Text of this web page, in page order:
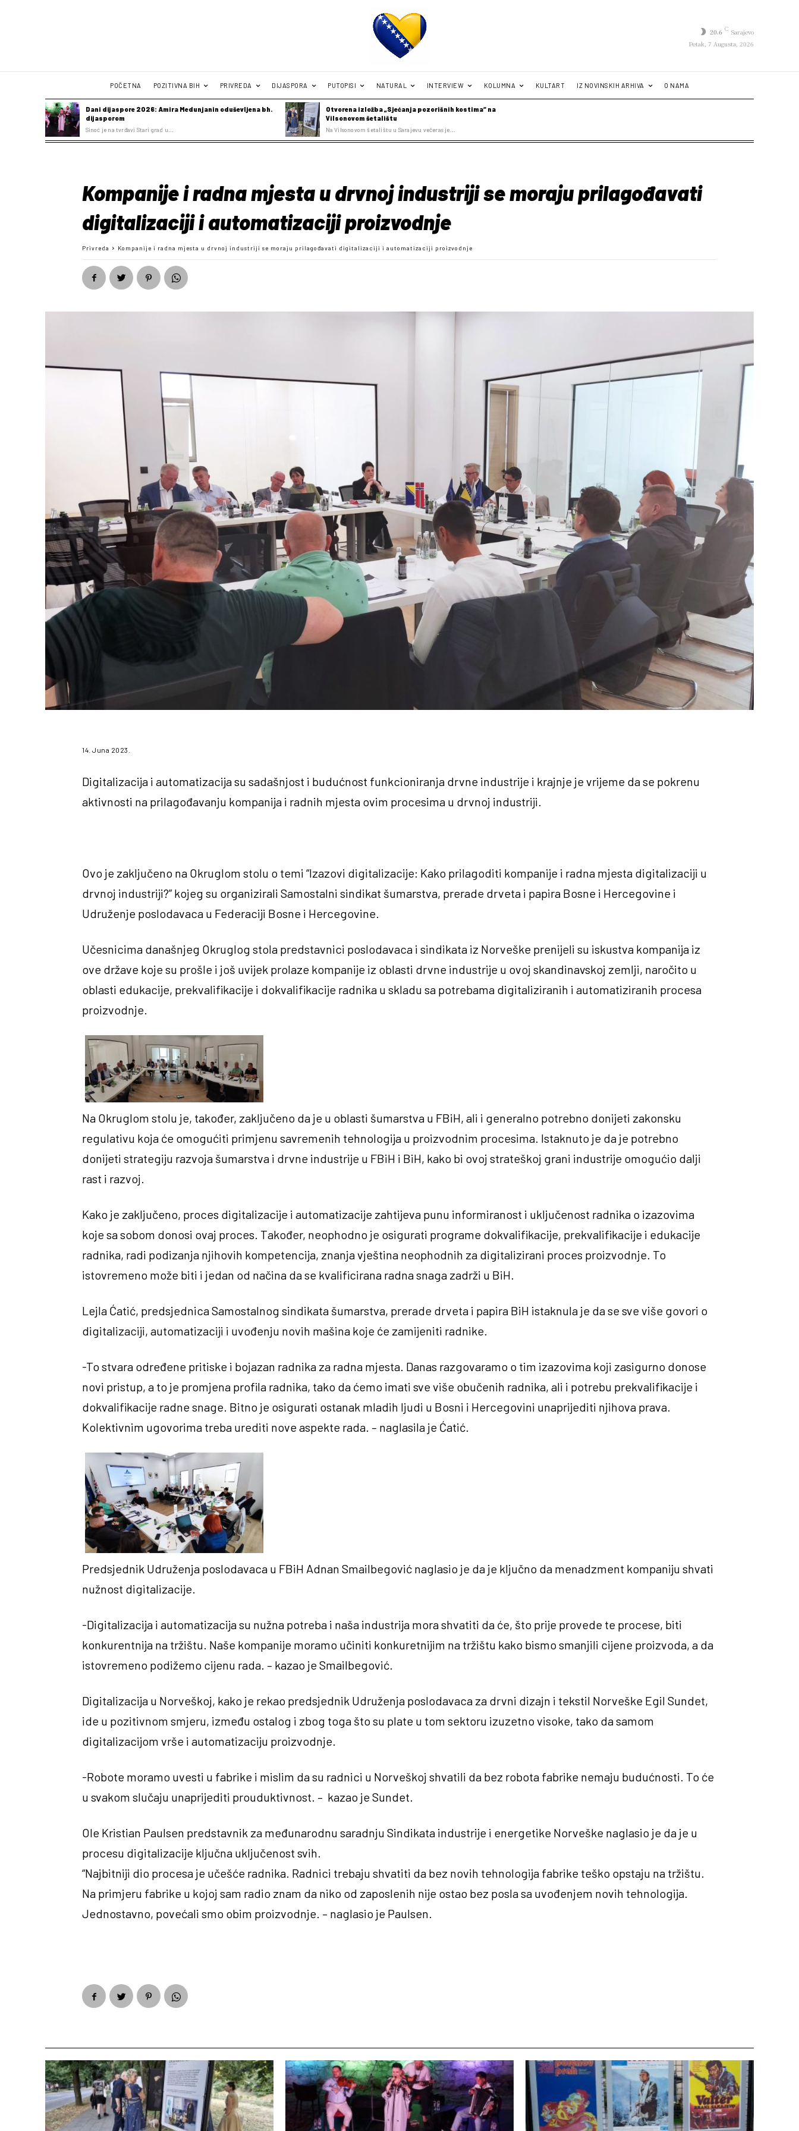
20.6 C Sarajevo
Petak, 7 Augusta, 2026
POČETNA POZITIVNA BIH PRIVREDA DIJASPORA PUTOPISI NATURAL INTERVIEW KOLUMNA KULTART IZ NOVINSKIH ARHIVA O NAMA
Dani dijaspore 2026: Amira Medunjanin oduševljena bh.
dijasporom
Sinoć je na tvrđavi Stari grad u...
Otvorena izložba „Sjećanja pozorišnih kostima“ na
Vilsonovom šetalištu
Na Vilsonovom šetalištu u Sarajevu večeras je...
Kompanije i radna mjesta u drvnoj industriji se moraju prilagođavati
digitalizaciji i automatizaciji proizvodnje
Privreda Kompanije i radna mjesta u drvnoj industriji se moraju prilagođavati digitalizaciji i automatizaciji proizvodnje
14. Juna 2023.
Digitalizacija i automatizacija su sadašnjost i budućnost funkcioniranja drvne industrije i krajnje je vrijeme da se pokrenu
aktivnosti na prilagođavanju kompanija i radnih mjesta ovim procesima u drvnoj industriji.
Ovo je zaključeno na Okruglom stolu o temi “Izazovi digitalizacije: Kako prilagoditi kompanije i radna mjesta digitalizaciji u
drvnoj industriji?” kojeg su organizirali Samostalni sindikat šumarstva, prerade drveta i papira Bosne i Hercegovine i
Udruženje poslodavaca u Federaciji Bosne i Hercegovine.
Učesnicima današnjeg Okruglog stola predstavnici poslodavaca i sindikata iz Norveške prenijeli su iskustva kompanija iz
ove države koje su prošle i još uvijek prolaze kompanije iz oblasti drvne industrije u ovoj skandinavskoj zemlji, naročito u
oblasti edukacije, prekvalifikacije i dokvalifikacije radnika u skladu sa potrebama digitaliziranih i automatiziranih procesa
proizvodnje.
Na Okruglom stolu je, također, zaključeno da je u oblasti šumarstva u FBiH, ali i generalno potrebno donijeti zakonsku
regulativu koja će omogućiti primjenu savremenih tehnologija u proizvodnim procesima. Istaknuto je da je potrebno
donijeti strategiju razvoja šumarstva i drvne industrije u FBiH i BiH, kako bi ovoj strateškoj grani industrije omogućio dalji
rast i razvoj.
Kako je zaključeno, proces digitalizacije i automatizacije zahtijeva punu informiranost i uključenost radnika o izazovima
koje sa sobom donosi ovaj proces. Također, neophodno je osigurati programe dokvalifikacije, prekvalifikacije i edukacije
radnika, radi podizanja njihovih kompetencija, znanja vještina neophodnih za digitalizirani proces proizvodnje. To
istovremeno može biti i jedan od načina da se kvalificirana radna snaga zadrži u BiH.
Lejla Ćatić, predsjednica Samostalnog sindikata šumarstva, prerade drveta i papira BiH istaknula je da se sve više govori o
digitalizaciji, automatizaciji i uvođenju novih mašina koje će zamijeniti radnike.
-To stvara određene pritiske i bojazan radnika za radna mjesta. Danas razgovaramo o tim izazovima koji zasigurno donose
novi pristup, a to je promjena profila radnika, tako da ćemo imati sve više obučenih radnika, ali i potrebu prekvalifikacije i
dokvalifikacije radne snage. Bitno je osigurati ostanak mladih ljudi u Bosni i Hercegovini unaprijediti njihova prava.
Kolektivnim ugovorima treba urediti nove aspekte rada. – naglasila je Ćatić.
Predsjednik Udruženja poslodavaca u FBiH Adnan Smailbegović naglasio je da je ključno da menadzment kompaniju shvati
nužnost digitalizacije.
-Digitalizacija i automatizacija su nužna potreba i naša industrija mora shvatiti da će, što prije provede te procese, biti
konkurentnija na tržištu. Naše kompanije moramo učiniti konkuretnijim na tržištu kako bismo smanjili cijene proizvoda, a da
istovremeno podižemo cijenu rada. – kazao je Smailbegović.
Digitalizacija u Norveškoj, kako je rekao predsjednik Udruženja poslodavaca za drvni dizajn i tekstil Norveške Egil Sundet,
ide u pozitivnom smjeru, između ostalog i zbog toga što su plate u tom sektoru izuzetno visoke, tako da samom
digitalizacijom vrše i automatizaciju proizvodnje.
-Robote moramo uvesti u fabrike i mislim da su radnici u Norveškoj shvatili da bez robota fabrike nemaju budućnosti. To će
u svakom slučaju unaprijediti prouduktivnost. – kazao je Sundet.
Ole Kristian Paulsen predstavnik za međunarodnu saradnju Sindikata industrije i energetike Norveške naglasio je da je u
procesu digitalizacije ključna uključenost svih.
“Najbitniji dio procesa je učešće radnika. Radnici trebaju shvatiti da bez novih tehnologija fabrike teško opstaju na tržištu.
Na primjeru fabrike u kojoj sam radio znam da niko od zaposlenih nije ostao bez posla sa uvođenjem novih tehnologija.
Jednostavno, povećali smo obim proizvodnje. – naglasio je Paulsen.